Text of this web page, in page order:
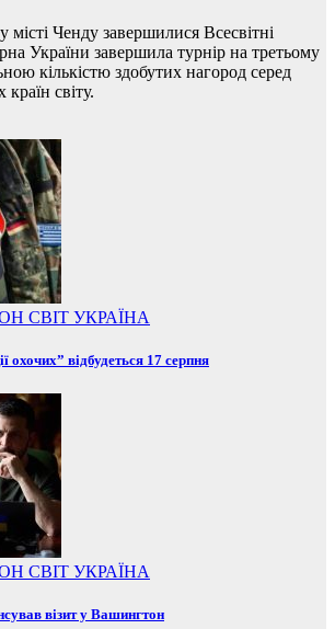
місті Ченду завершилися Всесвітні
України завершила турнір на третьому
кількістю здобутих нагород серед
країн світу.
СВІТ УКРАЇНА
охочих” відбудеться 17 серпня
СВІТ УКРАЇНА
візит у Вашингтон